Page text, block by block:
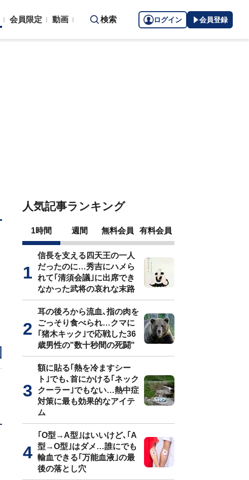
会員限定 動画 検索 ログイン 会員登録
人気記事ランキング
1時間 週間 無料会員 有料会員
信長を支える四天王の一人
だったのに…秀吉にハメら
れて｢清須会議｣に出席でき
なかった武将の哀れな末路
耳の後ろから流血､指の肉を
ごっそり食べられ…クマに
｢猪木キック｣で応戦した36
歳男性の"数十秒間の死闘"
額に貼る｢熱を冷ますシー
ト｣でも､首にかける｢ネック
クーラー｣でもない…熱中症
対策に最も効果的なアイテ
ム
｢O型→A型｣はいいけど､｢A
型→O型｣はダメ…誰にでも
輸血できる｢万能血液｣の最
後の落とし穴